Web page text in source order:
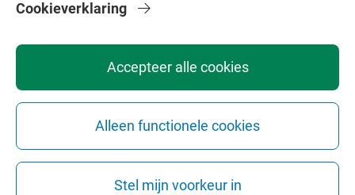
Accepteer alle cookies
Alleen functionele cookies
Stel mijn voorkeur in
Cookieverklaring
PrivacyDisclaimerVeiligheidWebcolofonCookie instellingen